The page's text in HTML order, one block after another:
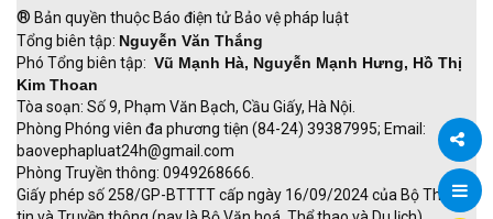
Chia
® Bản quyền thuộc Báo điện tử Bảo vệ pháp luật
Tổng biên tập: Nguyễn Văn Thắng
Phó Tổng biên tập: Vũ Mạnh Hà, Nguyễn Mạnh Hưng, Hồ Thị
Kim Thoan
Tòa soạn: Số 9, Phạm Văn Bạch, Cầu Giấy, Hà Nội.
Phòng Phóng viên đa phương tiện (84-24) 39387995; Email:
baovephapluat24h@gmail.com
Phòng Truyền thông: 0949268666.
Giấy phép số 258/GP-BTTTT cấp ngày 16/09/2024 của Bộ Thông